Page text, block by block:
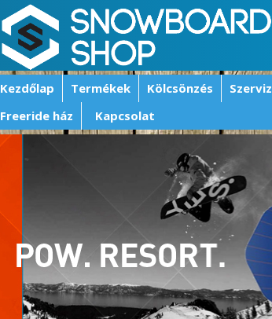
Kezdőlap Termékek Kölcsönzés Szerviz
Freeride ház
Kapcsolat